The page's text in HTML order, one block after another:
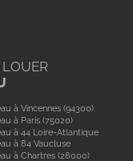
à Vincennes (94300)
à Paris (75020)
à 44 Loire-Atlantique
à 84 Vaucluse
à Chartres (28000)